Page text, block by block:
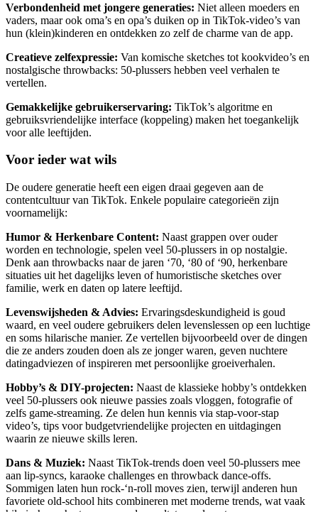
Verbondenheid met jongere generaties: Niet alleen moeders en
vaders, maar ook oma’s en opa’s duiken op in TikTok-video’s van
hun (klein)kinderen en ontdekken zo zelf de charme van de app.
Creatieve zelfexpressie: Van komische sketches tot kookvideo’s en
nostalgische throwbacks: 50-plussers hebben veel verhalen te
vertellen.
Gemakkelijke gebruikerservaring: TikTok’s algoritme en
gebruiksvriendelijke interface (koppeling) maken het toegankelijk
voor alle leeftijden.
Voor ieder wat wils
De oudere generatie heeft een eigen draai gegeven aan de
contentcultuur van TikTok. Enkele populaire categorieën zijn
voornamelijk:
Humor & Herkenbare Content: Naast grappen over ouder
worden en technologie, spelen veel 50-plussers in op nostalgie.
Denk aan throwbacks naar de jaren ‘70, ‘80 of ‘90, herkenbare
situaties uit het dagelijks leven of humoristische sketches over
familie, werk en daten op latere leeftijd.
Levenswijsheden & Advies: Ervaringsdeskundigheid is goud
waard, en veel oudere gebruikers delen levenslessen op een luchtige
en soms hilarische manier. Ze vertellen bijvoorbeeld over de dingen
die ze anders zouden doen als ze jonger waren, geven nuchtere
datingadviezen of inspireren met persoonlijke groeiverhalen.
Hobby’s & DIY-projecten: Naast de klassieke hobby’s ontdekken
veel 50-plussers ook nieuwe passies zoals vloggen, fotografie of
zelfs game-streaming. Ze delen hun kennis via stap-voor-stap
video’s, tips voor budgetvriendelijke projecten en uitdagingen
waarin ze nieuwe skills leren.
Dans & Muziek: Naast TikTok-trends doen veel 50-plussers mee
aan lip-syncs, karaoke challenges en throwback dance-offs.
Sommigen laten hun rock-‘n-roll moves zien, terwijl anderen hun
favoriete old-school hits combineren met moderne trends, wat vaak